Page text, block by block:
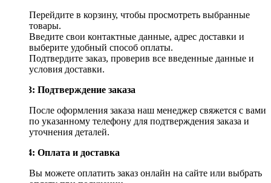
Перейдите в корзину, чтобы просмотреть выбранные
товары.
Введите свои контактные данные, адрес доставки и
выберите удобный способ оплаты.
Подтвердите заказ, проверив все введенные данные и
условия доставки.
Шаг 3: Подтверждение заказа
После оформления заказа наш менеджер свяжется с вами
по указанному телефону для подтверждения заказа и
уточнения деталей.
Шаг 4: Оплата и доставка
Вы можете оплатить заказ онлайн на сайте или выбрать